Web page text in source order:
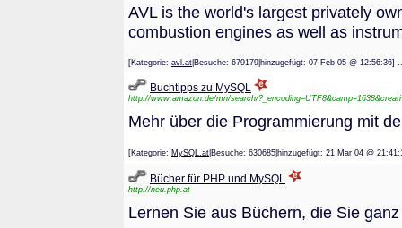
AVL is the world's largest privately
combustion engines as well as
[Kategorie: avl.at |Besuche: 679179|hinzugefügt: 07 Feb 05 @
Buchtipps zu MySQL
http://www.amazon.de/mn/search/
Mehr über die Programmierung mit
[Kategorie: MySQL.at |Besuche: 630685|hinzugefügt: 21 Mar 04 @
Bücher für PHP und MySQL
http://neu.php.at
Lernen Sie aus Büchern, die Sie